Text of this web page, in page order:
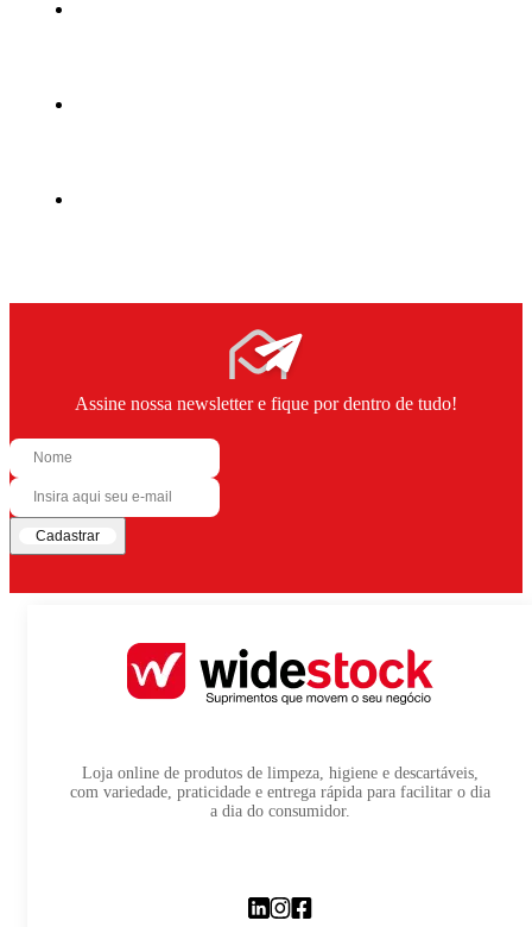
Assine nossa newsletter e fique por dentro de tudo!
Cadastrar
Loja online de produtos de limpeza, higiene e descartáveis,
com variedade, praticidade e entrega rápida para facilitar o dia
a dia do consumidor.